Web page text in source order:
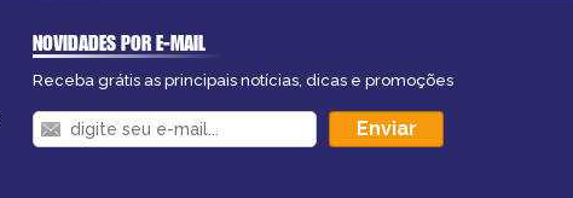
NOVIDADES POR E-MAIL
Receba grátis as principais notícias, dicas e promoções